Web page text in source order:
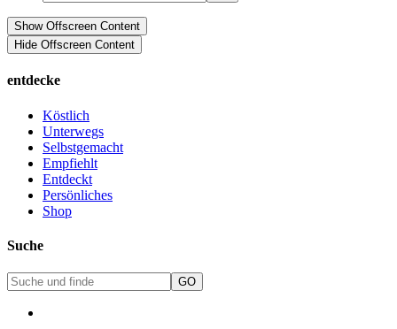
Show Offscreen Content
Hide Offscreen Content
entdecke
Köstlich
Unterwegs
Selbstgemacht
Empfiehlt
Entdeckt
Persönliches
Shop
Suche